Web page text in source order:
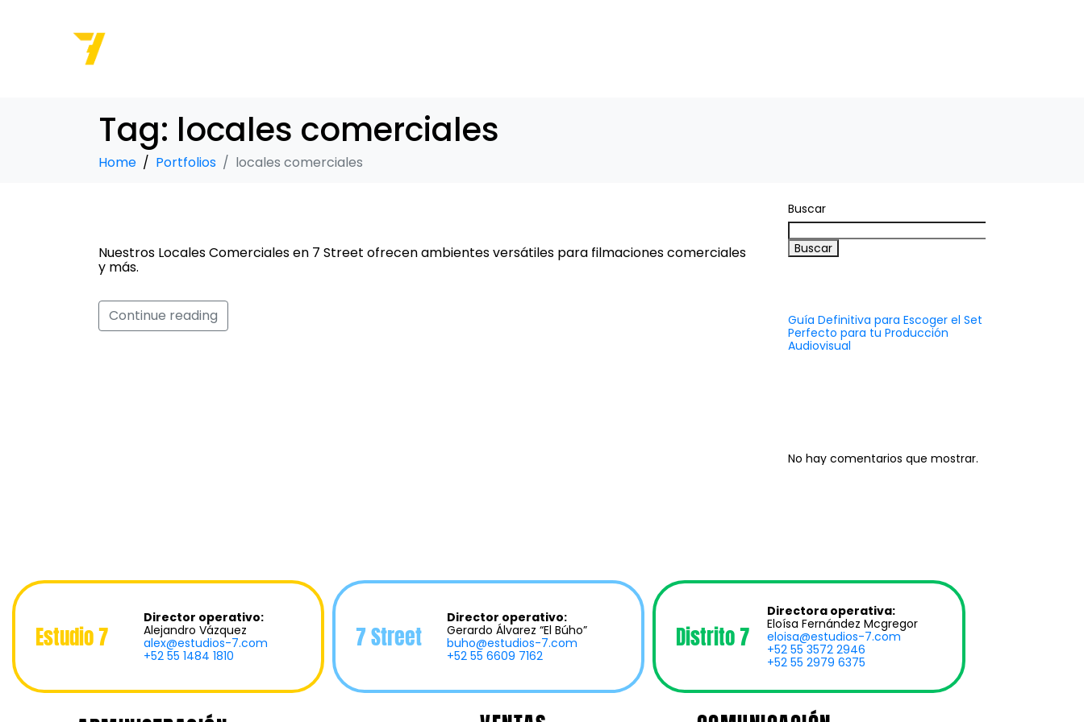
Tag: locales comerciales
Home Portfolios locales comerciales
Nuestros Locales Comerciales en 7 Street ofrecen ambientes versátiles para filmaciones comerciales
y más.
Continue reading
Buscar
Buscar
Guía Definitiva para Escoger el Set
Perfecto para tu Producción
Audiovisual
No hay comentarios que mostrar.
Estudio 7
Director operativo:
Alejandro Vázquez
alex@estudios-7.com
+52 55 1484 1810
7 Street
Director operativo:
Gerardo Álvarez “El Búho”
buho@estudios-7.com
+52 55 6609 7162
Distrito 7
Directora operativa:
Eloísa Fernández Mcgregor
eloisa@estudios-7.com
+52 55 3572 2946
+52 55 2979 6375